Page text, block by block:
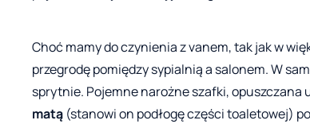
Choć mamy do czynienia z vanem, tak jak w
przegrodę pomiędzy sypialnią a salonem. W
sprytnie. Pojemne narożne szafki, opuszczana
matą (stanowi on podłogę części toaletowej)